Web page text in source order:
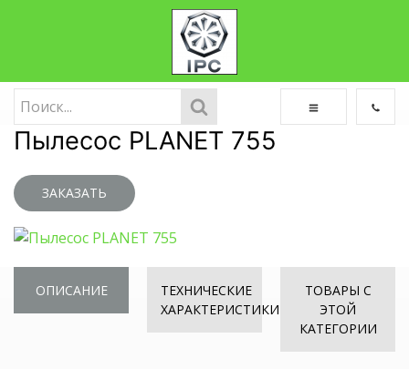
Пылесос PLANET 755
ЗАКАЗАТЬ
ОПИСАНИЕ
ТЕХНИЧЕСКИЕ
ХАРАКТЕРИСТИКИ
ТОВАРЫ С
ЭТОЙ
КАТЕГОРИИ